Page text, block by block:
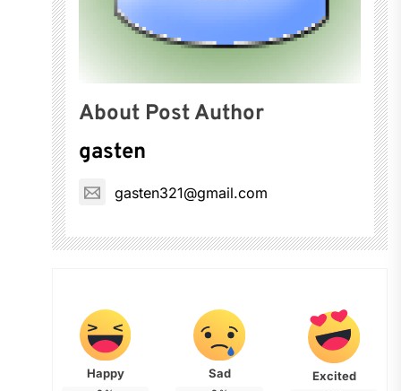
About Post Author
gasten
gasten321@gmail.com
Happy Sad Excited